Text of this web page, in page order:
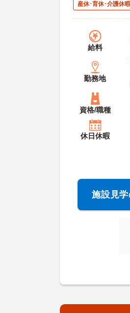
産休･育休･介護休
給料
勤務地
資格/職種
休日休暇
施設見